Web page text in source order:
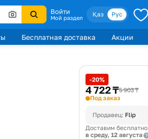
Войти
Мой раздел Қаз Рус
Бесплатная доставка Акции
-20%
4 722 ₸5 903 ₸
Под заказ
Продавец: Flip
Доставим бесплатно
в среду, 12 августа